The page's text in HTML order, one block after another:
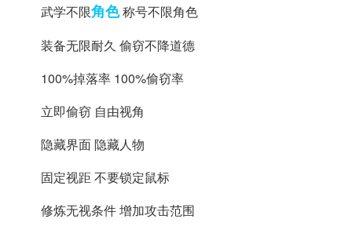
武学不限角色称号不限角色
装备无限耐久 偷窃不降道德
100%掉落率 100%偷窃率
立即偷窃 自由视角
隐藏界面 隐藏人物
固定视距 不要锁定鼠标
修炼无视条件 增加攻击范围